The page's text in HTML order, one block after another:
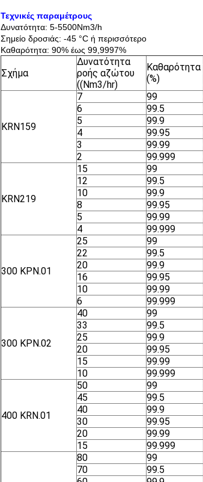
Τεχνικές παραμέτρους
Δυνατότητα: 5-5500Nm3/h
Σημείο δροσιάς: -45 °C ή περισσότερο
Καθαρότητα: 90% έως 99,9997%
Σχήμα
Δυνατότητα
ροής αζώτου
((Nm3/hr)
Καθαρότητα
(%)
KRN159
7 99
6 99.5
5
99.9
4
99.95
3
99.99
2
99.999
KRN219
15 99
12 99.5
10
99.9
8
99.95
5
99.99
4
99.999
300 ΚΡΝ.01
25 99
22 99.5
20
99.9
16
99.95
10
99.99
6
99.999
300 ΚΡΝ.02
40 99
33 99.5
25
99.9
20
99.95
15
99.99
10
99.999
400 KRN.01
50 99
45 99.5
40
99.9
30
99.95
20
99.99
15
99.999
80 99
70 99.5